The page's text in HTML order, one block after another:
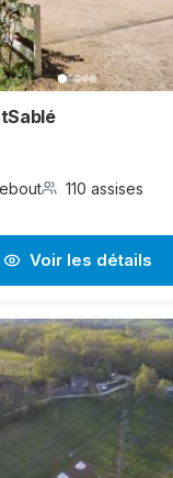
110 assises
Voir les détails